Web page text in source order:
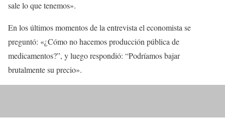
sale lo que tenemos».
En los últimos momentos de la entrevista el economista se
preguntó: «¿Cómo no hacemos producción pública de
medicamentos?”, y luego respondió: “Podríamos bajar
brutalmente su precio».